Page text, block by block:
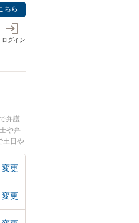
ちら
ログイン
弁護
や弁
土日や
を法律
変更
変更